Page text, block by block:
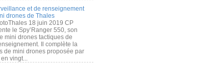
et de renseignement
drones de Thales
18 juin 2019 CP
le Spy’Ranger 550, son
mini drones tactiques de
Il complète la
de mini drones proposée par
vingt...